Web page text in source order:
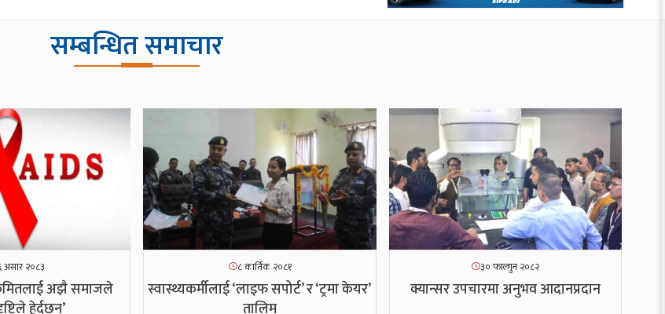
सम्बन्धित समाचार
असार २०८३
अझै समाजले
हेर्दछन्’
८ कार्तिक २०८१
स्वास्थ्यकर्मीलाई ‘लाइफ सपोर्ट’ र ‘ट्रमा केयर’
तालिम
३० फाल्गुन २०८२
क्यान्सर उपचारमा अनुभव आदानप्रदान